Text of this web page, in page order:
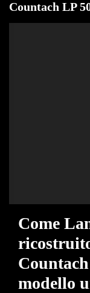
Countach LP
Come
modello